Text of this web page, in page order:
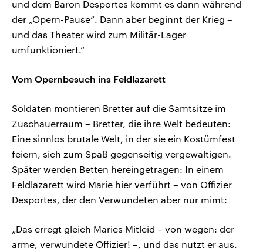
und dem Baron Desportes kommt es dann während
der „Opern-Pause“. Dann aber beginnt der Krieg –
und das Theater wird zum Militär-Lager
umfunktioniert.“
Vom Opernbesuch ins Feldlazarett
Soldaten montieren Bretter auf die Samtsitze im
Zuschauerraum – Bretter, die ihre Welt bedeuten:
Eine sinnlos brutale Welt, in der sie ein Kostümfest
feiern, sich zum Spaß gegenseitig vergewaltigen.
Später werden Betten hereingetragen: In einem
Feldlazarett wird Marie hier verführt – von Offizier
Desportes, der den Verwundeten aber nur mimt:
„Das erregt gleich Maries Mitleid – von wegen: der
arme, verwundete Offizier! –, und das nutzt er aus.